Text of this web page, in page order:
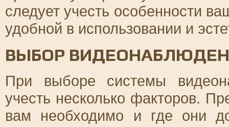
следует учесть особенности
удобной в использовании и
ВЫБОР
При выборе системы
учесть несколько факторов.
вам необходимо и где они